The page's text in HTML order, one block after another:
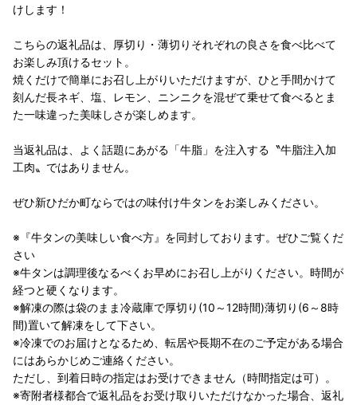
けします！
こちらの返礼品は、厚切り・薄切りそれぞれの良さを食べ比べて
お楽しみ頂けるセット。
焼くだけで簡単にお召し上がりいただけますが、ひと手間かけて
刻んだ長ネギ、塩、レモン、ニンニクを混ぜて乗せて食べるとま
た一味違った美味しさが楽しめます。
当返礼品は、よく話題にあがる「牛脂」を注入する〝牛脂注入加
工肉〟ではありません。
ぜひ新ひだか町ならではの味付け牛タンをお楽しみください。
※『牛タンの美味しい食べ方』を同封しております。ぜひご覧くだ
さい
※牛タンは調理後なるべくお早めにお召し上がりください。時間が
経つと硬くなります。
※解凍の際は袋のまま冷蔵庫で厚切り(10～12時間)薄切り(6～8時
間)置いて解凍をして下さい。
※冷凍でのお届けとなるため、転居や長期不在のご予定がある場合
にはあらかじめご連絡ください。
ただし、到着日時の指定はお受けできません（時間指定は可）。
※寄附者様都合で返礼品をお受け取りいただけなかった場合、返礼